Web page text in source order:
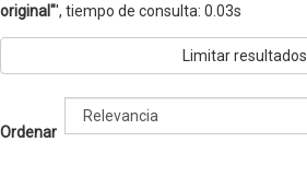
original"', tiempo de consulta: 0.03s
Limitar resultados
Ordenar